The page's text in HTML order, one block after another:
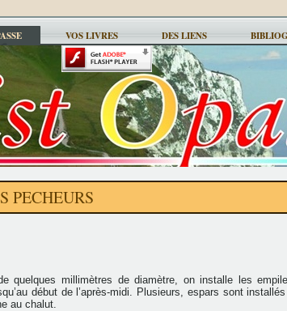
VOS LIVRES DES LIENS
PECHEURS
millimètres de diamètre, on installe les
début de l’après-midi. Plusieurs, espars sont
au chalut.